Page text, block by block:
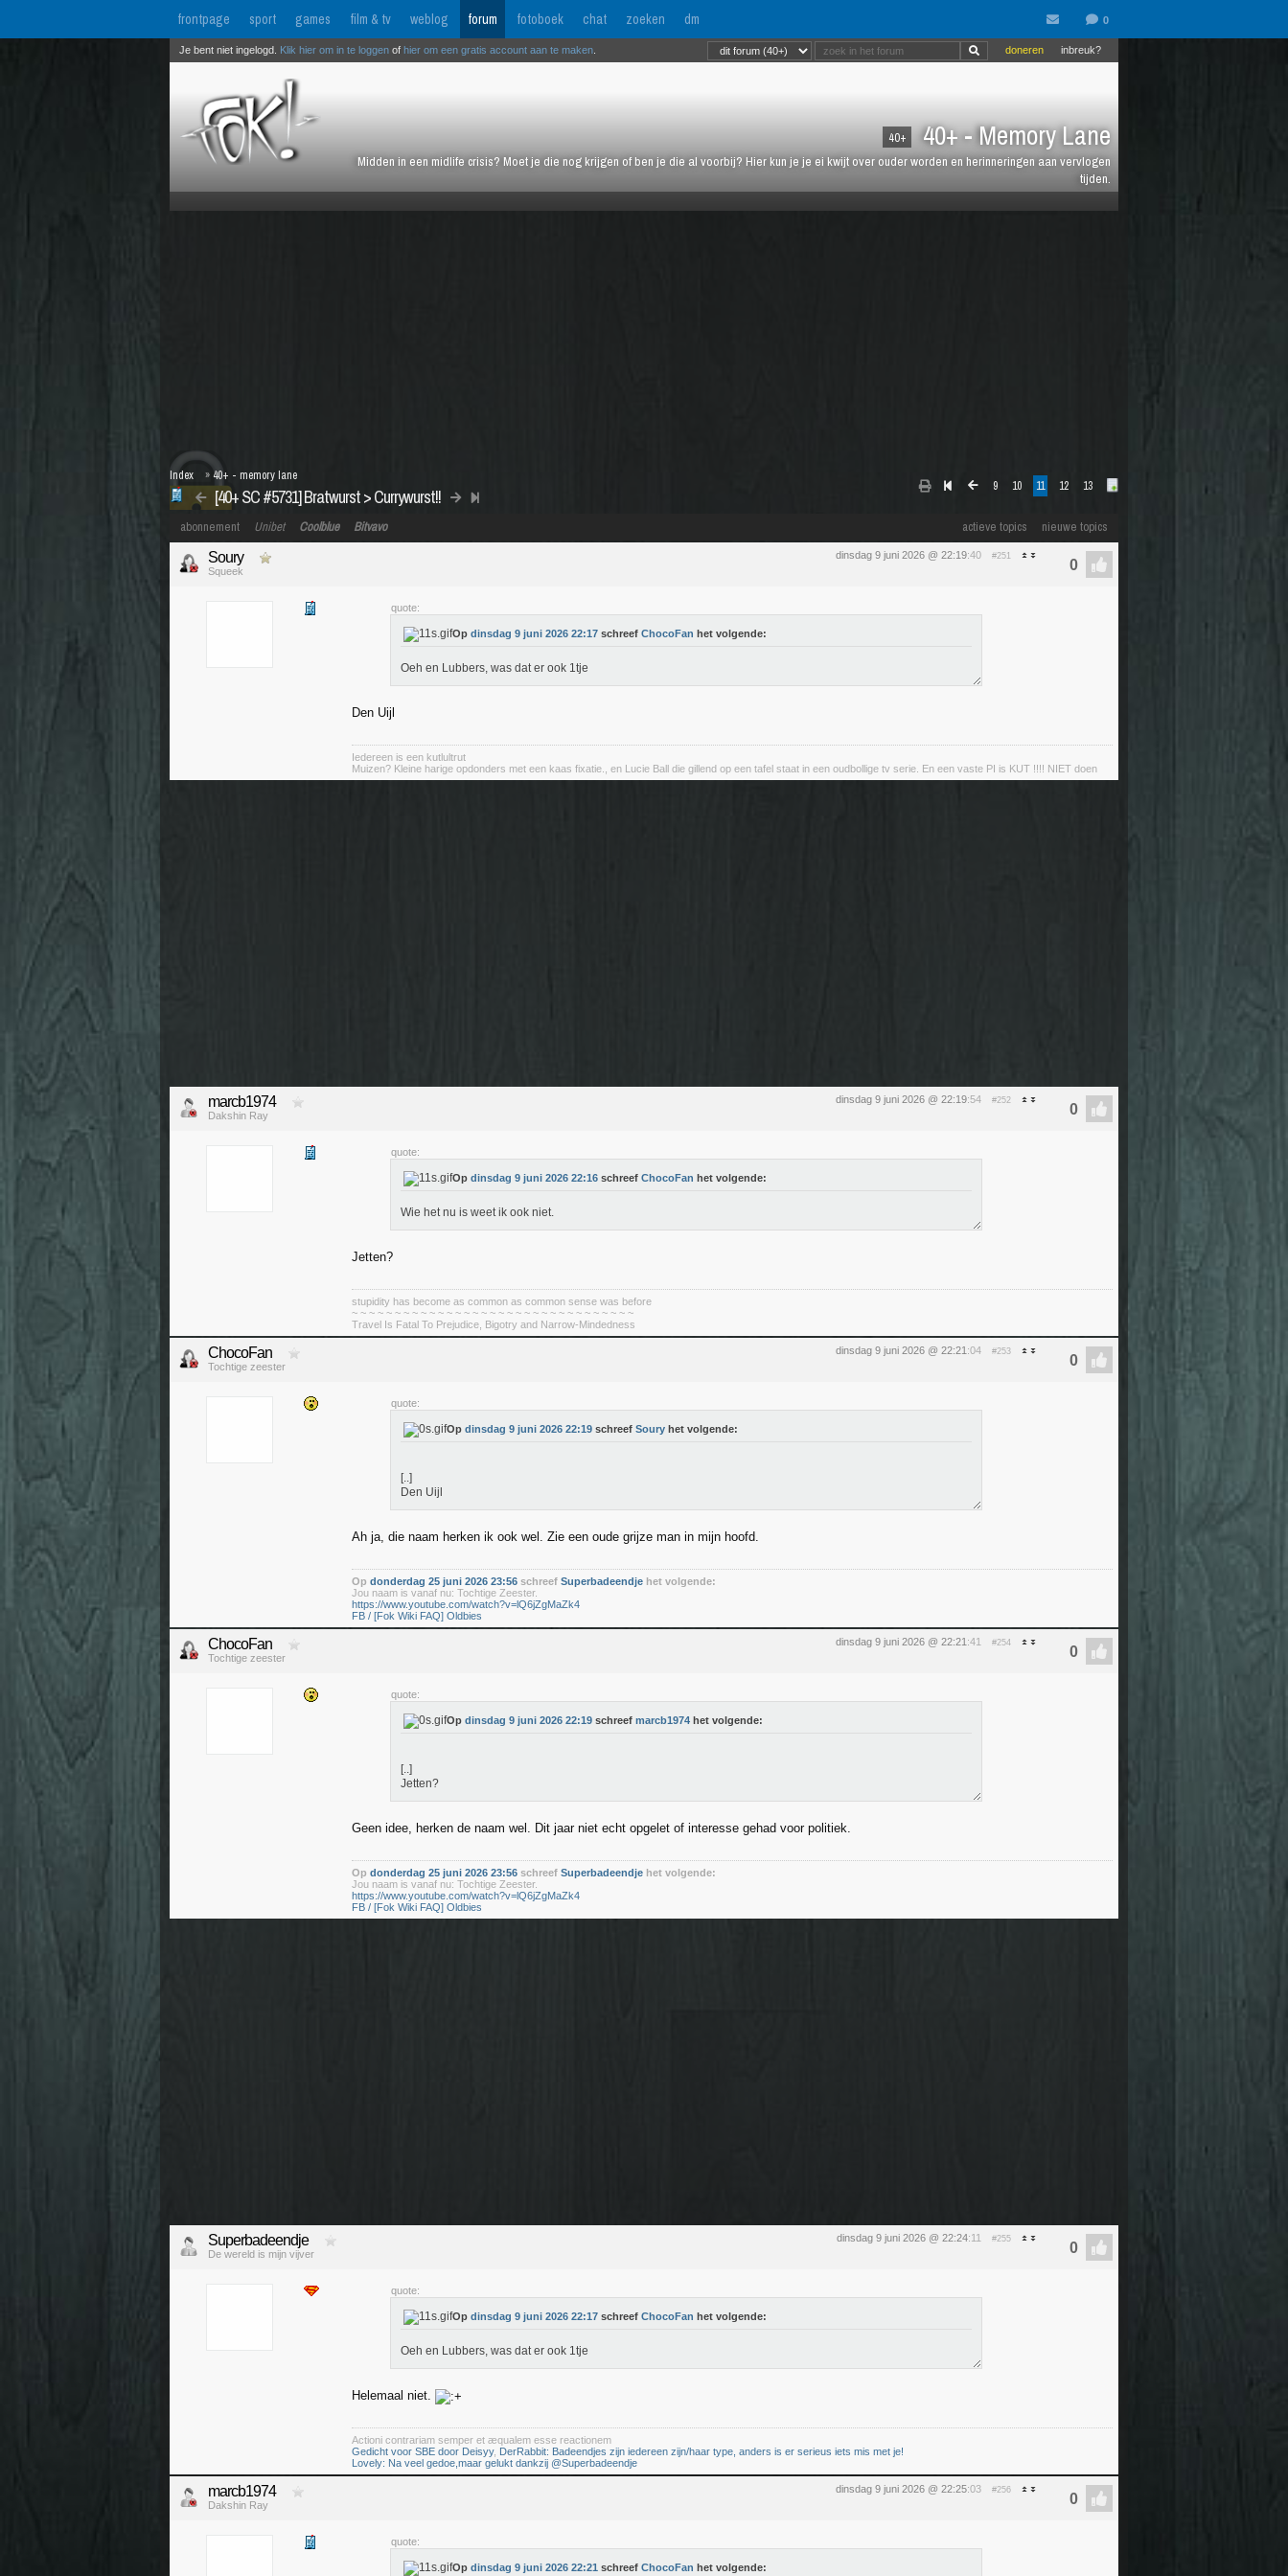
frontpage sport games film & tv weblog forum fotoboek chat zoeken dm
40+ 40+ - Memory Lane
Midden in een midlife crisis? Moet je die nog krijgen of ben je die al voorbij? Hier kun je je ei kwijt over ouder worden en herinneringen aan vervlogen
tijden.
inbreuk?
doneren
Je bent niet ingelogd. Klik hier om in te loggen of hier om een gratis account aan te maken
9 10 11 12 13
[40+ SC #5731] Bratwurst > Currywurst!!
Index » 40+ - memory lane
actieve topics nieuwe topics
abonnement Unibet Coolblue Bitvavo
dinsdag 9 juni 2026 @ 22:19:40 #251
Soury
Squeek
quote:
Op dinsdag 9 juni 2026 22:17 schreef ChocoFan het volgende:
Oeh en Lubbers, was dat er ook 1tje
Den Uijl
Iedereen is een kutlultrut
Muizen? Kleine harige opdonders met een kaas fixatie., en Lucie Ball die gillend op een tafel staat in een oudbollige tv serie. En een vaste PI is KUT !!!! NIET doen
dinsdag 9 juni 2026 @ 22:19:54 #252
marcb1974
Dakshin Ray
quote:
Op dinsdag 9 juni 2026 22:16 schreef ChocoFan het volgende:
Wie het nu is weet ik ook niet.
Jetten?
stupidity has become as common as common sense was before
~ ~ ~ ~ ~ ~ ~ ~ ~ ~ ~ ~ ~ ~ ~ ~ ~ ~ ~ ~ ~ ~ ~ ~ ~ ~ ~ ~ ~ ~ ~ ~ ~
Travel Is Fatal To Prejudice, Bigotry and Narrow-Mindedness
dinsdag 9 juni 2026 @ 22:21 :04 #253
ChocoFan
Tochtige zeester
quote:
Op dinsdag 9 juni 2026 22:19 schreef Soury het volgende:
[..]
Den Uijl
Ah ja, die naam herken ik ook wel. Zie een oude grijze man in mijn hoofd.
Op donderdag 25 juni 2026 23:56 schreef Superbadeendje het volgende:
Jou naam is vanaf nu: Tochtige Zeester.
https://www.youtube.com/watch?v=lQ6jZgMaZk4
FB / [Fok Wiki FAQ] Oldbies
dinsdag 9 juni 2026 @ 22:21 :41 #254
ChocoFan
Tochtige zeester
quote:
Op dinsdag 9 juni 2026 22:19 schreef marcb1974 het volgende:
[..]
Jetten?
Geen idee, herken de naam wel. Dit jaar niet echt opgelet of interesse gehad voor politiek.
Op donderdag 25 juni 2026 23:56 schreef Superbadeendje het volgende:
Jou naam is vanaf nu: Tochtige Zeester.
https://www.youtube.com/watch?v=lQ6jZgMaZk4
FB / [Fok Wiki FAQ] Oldbies
dinsdag 9 juni 2026 @ 22:24:11 #255
Superbadeendje
De wereld is mijn vijver
quote:
Op dinsdag 9 juni 2026 22:17 schreef ChocoFan het volgende:
Oeh en Lubbers, was dat er ook 1tje
Helemaal niet.
Actioni contrariam semper et æqualem esse reactionem
Gedicht voor SBE door Deisyy, DerRabbit: Badeendjes zijn iedereen zijn/haar type, anders is er serieus iets mis met je!
Lovely: Na veel gedoe,maar gelukt dankzij @Superbadeendje
dinsdag 9 juni 2026 @ 22:25:03 #256
marcb1974
Dakshin Ray
quote:
Op dinsdag 9 juni 2026 22:21 schreef ChocoFan het volgende: